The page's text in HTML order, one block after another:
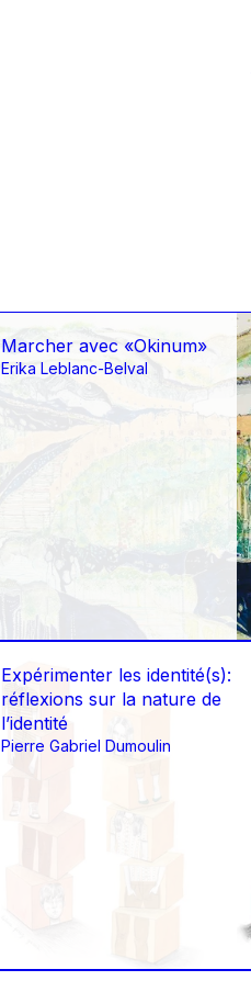
Marcher avec «Okinum»
Erika Leblanc-Belval
Expérimenter les identité(s):
réflexions sur la nature de
l’identité
Pierre Gabriel Dumoulin